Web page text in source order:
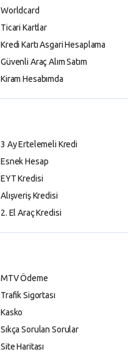
Worldcard
Ticari Kartlar
Kredi Kartı Asgari Hesaplama
Güvenli Araç Alım Satım
Kiram Hesabımda
3 Ay Ertelemeli Kredi
Esnek Hesap
EYT Kredisi
Alışveriş Kredisi
2. El Araç Kredisi
MTV Ödeme
Trafik Sigortası
Kasko
Sıkça Sorulan Sorular
Site Haritası